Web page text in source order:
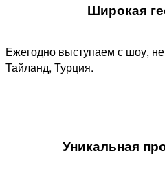
Широкая
Ежегодно выступаем с шоу,
Тайланд, Турция.
Уникальная